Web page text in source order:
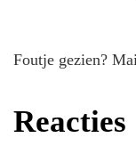
Foutje gezien?
Reacties